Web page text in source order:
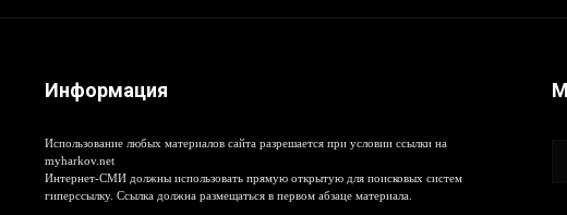
Информация
Использование любых материалов сайта разрешается при условии ссылки на
myharkov.net
Интернет-СМИ должны использовать прямую открытую для поисковых систем
гиперссылку. Ссылка должна размещаться в первом абзаце материала.